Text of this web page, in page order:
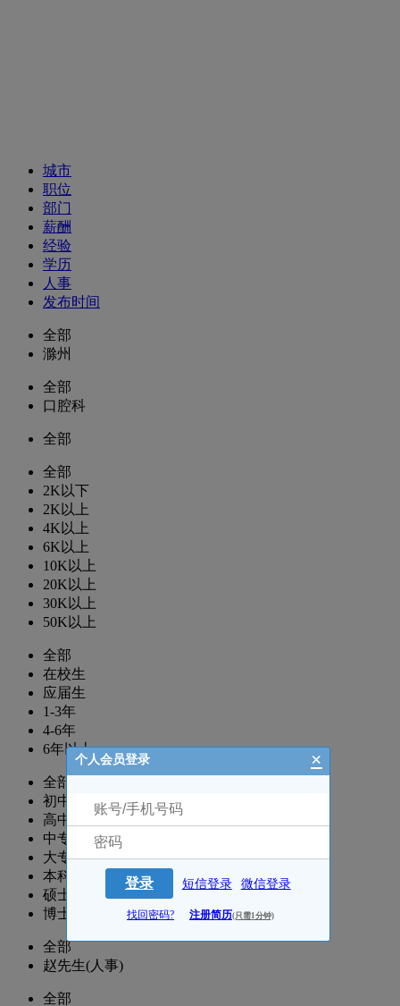
城市
职位
部门
薪酬
经验
学历
人事
发布时间
全部
滁州
全部
口腔科
全部
全部
2K以下
2K以上
4K以上
6K以上
10K以上
20K以上
30K以上
50K以上
全部
在校生
应届生
1-3年
4-6年
6年以上
全部
初中
高中
中专
大专
本科
硕士
博士
全部
赵先生(人事)
全部
个人会员登录 ×
登录 短信登录 微信登录
找回密码? 注册简历(只需1分钟)